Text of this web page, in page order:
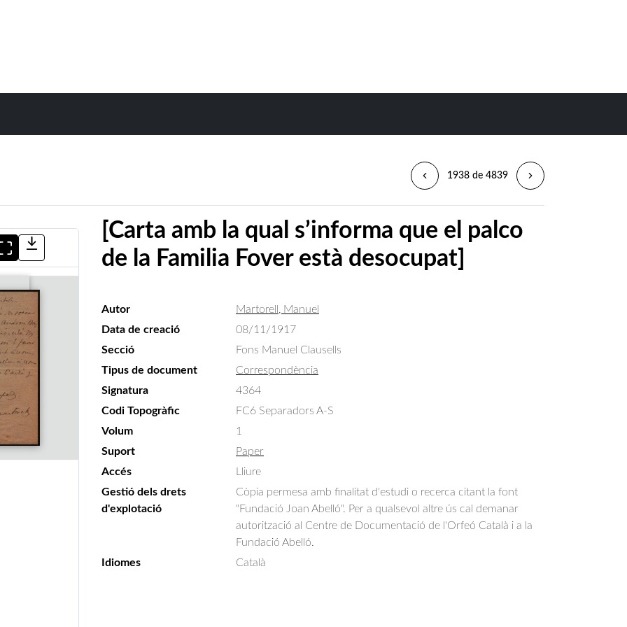
1938 de 4839
[Carta amb la qual s’informa que el palco
de la Familia Fover està desocupat]
Autor
Martorell, Manuel
Data de creació
08/11/1917
Secció
Fons Manuel Clausells
Tipus de document
Correspondència
Signatura
4364
Codi Topogràfic
FC6 Separadors A-S
Volum
1
Suport
Paper
Accés
Lliure
Gestió dels drets
d'explotació
Còpia permesa amb finalitat d'estudi o recerca citant la font
"Fundació Joan Abelló". Per a qualsevol altre ús cal demanar
autorització al Centre de Documentació de l'Orfeó Català i a la
Fundació Abelló.
Idiomes
Català